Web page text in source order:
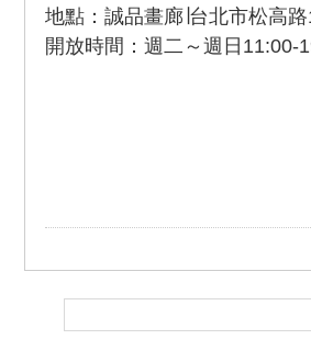
地點：誠品畫廊∣台北市松高
開放時間：週二～週日11:00-